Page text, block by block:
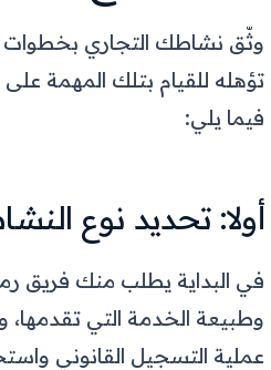
وثّق نشاطك التجاري بخطوات
تؤهله للقيام بتلك المهمة
فيما يلي:
أولا: تحديد نوع
في البداية يطلب منك فريق
وطبيعة الخدمة التي
عملية التسجيل القانوني